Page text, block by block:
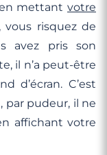
mettant votre
vous risquez de
avez pris son
il n’a peut-être
d’écran. C’est
pudeur, il ne
affichant votre